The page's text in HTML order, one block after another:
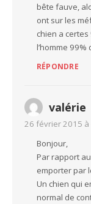
bête fauve,
ont sur les
chien a certes
l’homme 99%
RÉPONDRE
valérie
26 février 2015 à
Bonjour,
Par rapport
emporter par
Un chien qui
normal de